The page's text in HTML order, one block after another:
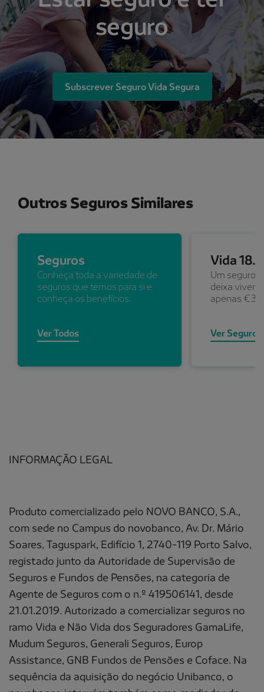
seguro
Subscrever Seguro Vida Segura
Outros Seguros Similares
Seguros
Conheça toda a variedade de
seguros que temos para si e
conheça os benefícios.
Ver Todos
Vida
Um seguro
deixa viver
apenas €3
Ver Seguro
INFORMAÇÃO LEGAL
Produto comercializado pelo NOVO BANCO, S.A.,
com sede no Campus do novobanco, Av. Dr. Mário
Soares, Taguspark, Edifício 1, 2740-119 Porto Salvo,
registado junto da Autoridade de Supervisão de
Seguros e Fundos de Pensões, na categoria de
Agente de Seguros com o n.º 419506141, desde
21.01.2019. Autorizado a comercializar seguros no
ramo Vida e Não Vida dos Seguradores GamaLife,
Mudum Seguros, Generali Seguros, Europ
Assistance, GNB Fundos de Pensões e Coface. Na
sequência da aquisição do negócio Unibanco, o